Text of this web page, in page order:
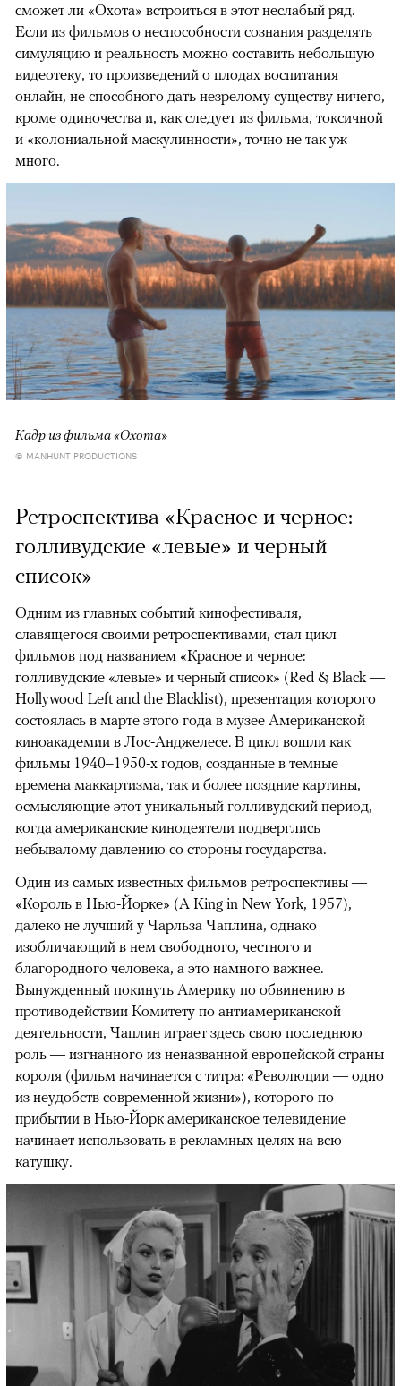
сможет ли «Охота» встроиться в этот неслабый ряд.
Если из фильмов о неспособности сознания разделять
симуляцию и реальность можно составить небольшую
видеотеку, то произведений о плодах воспитания
онлайн, не способного дать незрелому существу ничего,
кроме одиночества и, как следует из фильма, токсичной
и «колониальной маскулинности», точно не так уж
много.
Кадр из фильма «Охота»
© MANHUNT PRODUCTIONS
Ретроспектива «Красное и черное:
голливудские «левые» и черный
список»
Одним из главных событий кинофестиваля,
славящегося своими ретроспективами, стал цикл
фильмов под названием «Красное и черное:
голливудские «левые» и черный список» (Red & Black —
Hollywood Left and the Blacklist), презентация которого
состоялась в марте этого года в музее Американской
киноакадемии в Лос-Анджелесе. В цикл вошли как
фильмы 1940–1950-х годов, созданные в темные
времена маккартизма, так и более поздние картины,
осмысляющие этот уникальный голливудский период,
когда американские кинодеятели подверглись
небывалому давлению со стороны государства.
Один из самых известных фильмов ретроспективы —
«Король в Нью-Йорке» (A King in New York, 1957),
далеко не лучший у Чарльза Чаплина, однако
изобличающий в нем свободного, честного и
благородного человека, а это намного важнее.
Вынужденный покинуть Америку по обвинению в
противодействии Комитету по антиамериканской
деятельности, Чаплин играет здесь свою последнюю
роль — изгнанного из неназванной европейской страны
короля (фильм начинается с титра: «Революции — одно
из неудобств современной жизни»), которого по
прибытии в Нью-Йорк американское телевидение
начинает использовать в рекламных целях на всю
катушку.